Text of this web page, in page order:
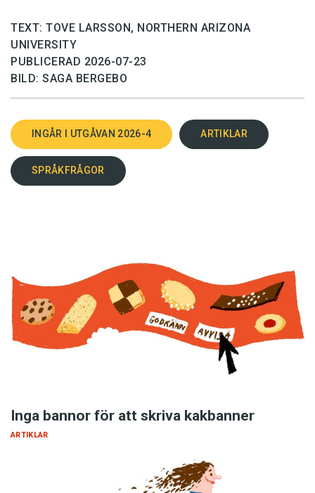
TEXT: TOVE LARSSON, NORTHERN ARIZONA
UNIVERSITY
PUBLICERAD 2026-07-23
BILD: SAGA BERGEBO
INGÅR I UTGÅVAN 2026-4 ARTIKLAR
SPRÅKFRÅGOR
Inga bannor för att skriva kakbanner
ARTIKLAR